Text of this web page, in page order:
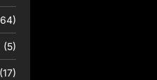
(5)
(17)